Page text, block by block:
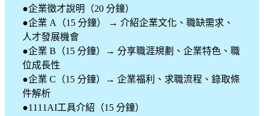
●企業徵才說明（20 分鐘）
●企業 A（15 分鐘） → 介紹企業文化、職缺需求、
人才發展機會
●企業 B（15 分鐘）→ 分享職涯規劃、企業特色、職
位成長性
●企業 C（15 分鐘）→ 企業福利、求職流程、錄取條
件解析
●1111AI工具介紹（15 分鐘）